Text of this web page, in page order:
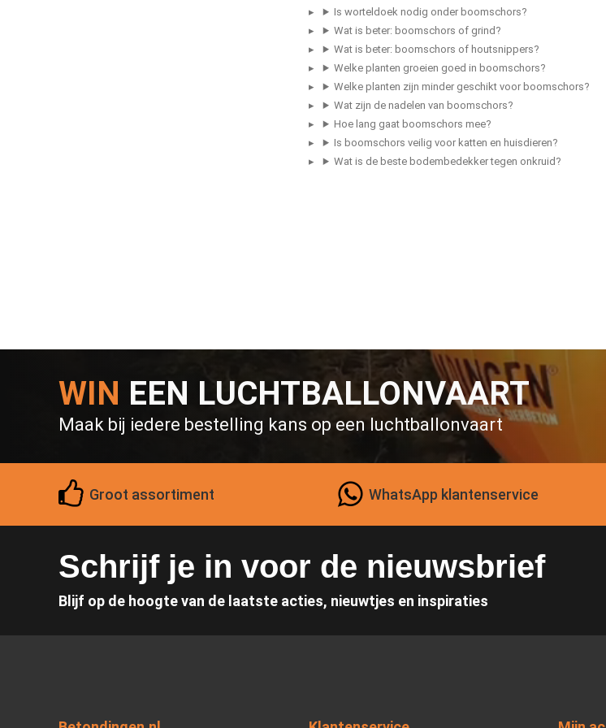
Is worteldoek nodig onder boomschors?
Wat is beter: boomschors of grind?
Wat is beter: boomschors of houtsnippers?
Welke planten groeien goed in boomschors?
Welke planten zijn minder geschikt voor boomschors?
Wat zijn de nadelen van boomschors?
Hoe lang gaat boomschors mee?
Is boomschors veilig voor katten en huisdieren?
Wat is de beste bodembedekker tegen onkruid?
WIN EEN LUCHTBALLONVAART
Maak bij iedere bestelling kans op een luchtballonvaart
Groot assortiment WhatsApp klantenservice
Schrijf je in voor de nieuwsbrief
Blijf op de hoogte van de laatste acties, nieuwtjes en inspiraties